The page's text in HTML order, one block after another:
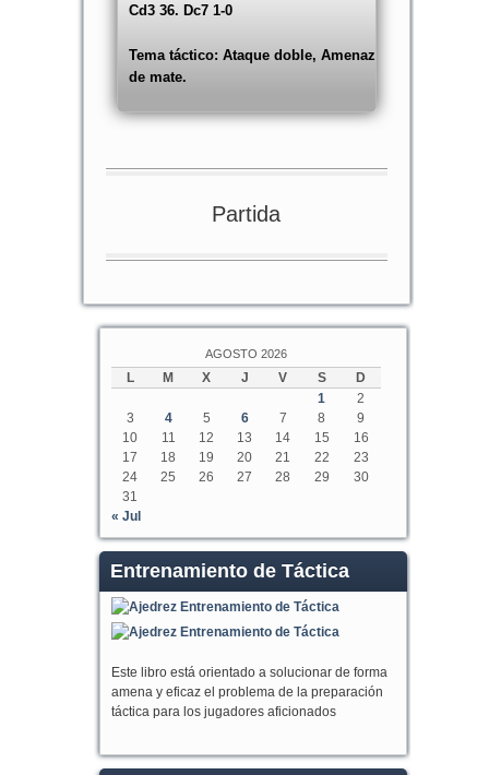
Cd3 36. Dc7 1-0
Tema táctico: Ataque doble, Amenaza
de mate.
Partida
AGOSTO 2026
L M X J V S
D
1
2
3
4 5 6 7 8
9
10
11 12 13 14 15
16
17
18 19 20 21 22
23
24
25 26 27 28 29
30
31
« Jul
Entrenamiento de Táctica
Este libro está orientado a solucionar de forma
amena y eficaz el problema de la preparación
táctica para los jugadores aficionados